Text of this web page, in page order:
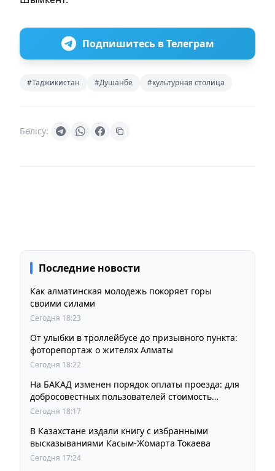
Подпишитесь в Телеграм
#Таджикистан #Душанбе #культурная столица
Бөлісу:
Последние новости
Как алматинская молодежь покоряет горы
своими силами
Сегодня 18:23
От улыбки в троллейбусе до призывного пункта:
фоторепортаж о жителях Алматы
Сегодня 18:22
На БАКАД изменен порядок оплаты проезда: для
добросовестных пользователей стоимость
остается прежней
Сегодня 18:17
В Казахстане издали книгу с избранными
высказываниями Касым-Жомарта Токаева
Сегодня 17:24